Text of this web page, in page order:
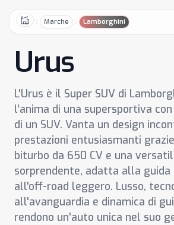
HomeMarche Lamborghini
Urus
L'Urus è il Super SUV di
l'anima di una supersportiva
di un SUV. Vanta un design
prestazioni entusiasmanti
biturbo da 650 CV e una
sorprendente, adatta alla
all'off-road leggero. Lusso,
all'avanguardia e dinamica di
rendono un'auto unica nel suo